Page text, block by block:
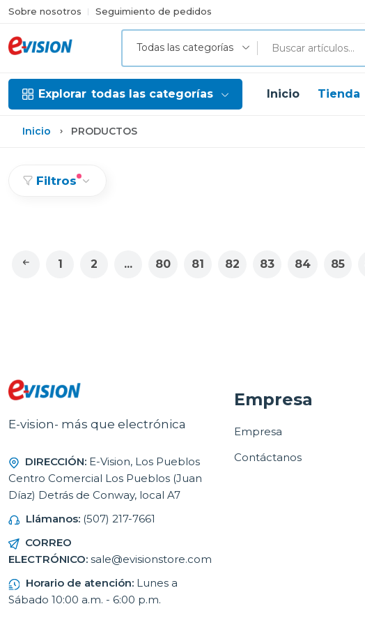
Sobre nosotros Seguimiento de pedidos
Todas las categorías
Explorar todas las categorías Inicio Tienda
Inicio PRODUCTOS
Filtros
1 2 ... 80 81 82 83 84 85
E-vision- más que electrónica
DIRECCIÓN: E-Vision, Los Pueblos
Centro Comercial Los Pueblos (Juan
Díaz) Detrás de Conway, local A7
Llámanos: (507) 217-7661
CORREO
ELECTRÓNICO: sale@evisionstore.com
Horario de atención: Lunes a
Sábado 10:00 a.m. - 6:00 p.m.
Empresa
Empresa
Contáctanos